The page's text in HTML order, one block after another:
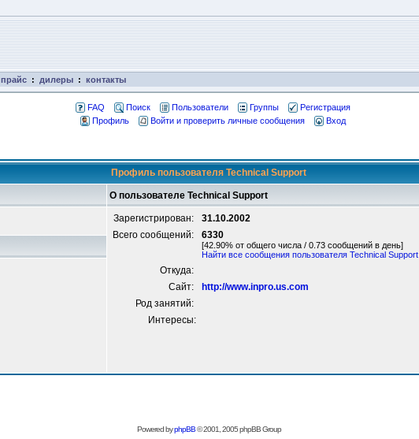
прайс : дилеры : контакты
FAQ Поиск Пользователи Группы
Регистрация
Профиль
Войти и проверить личные сообщения Вход
Профиль пользователя Technical Support
О пользователе Technical Support
Зарегистрирован:
31.10.2002
Всего сообщений:
6330
[42.90% от общего числа / 0.73 сообщений в день]
Найти все сообщения пользователя Technical Support
Откуда:
Сайт:
http://www.inpro.us.com
Род занятий:
Интересы:
Powered byphpBB© 2001, 2005 phpBB Group